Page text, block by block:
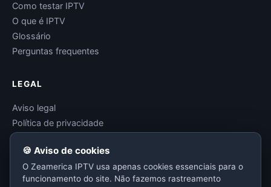
Como testar IPTV
O que é IPTV
Glossário
Perguntas frequentes
LEGAL
Aviso legal
Política de privacidade
Termos de uso
Política de cookies
Contato
🍪 Aviso de cookies
O Zeamerica IPTV usa apenas cookies essenciais para o
funcionamento do site. Não fazemos rastreamento